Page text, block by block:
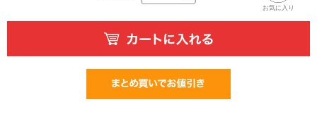
お気に入り